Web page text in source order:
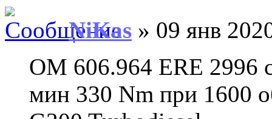
NiKas » 09 янв
OM 606.964 ERE 2996
мин 330 Nm при 1600